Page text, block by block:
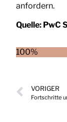
anfordern.
Quelle: PwC
100%
VORIGER